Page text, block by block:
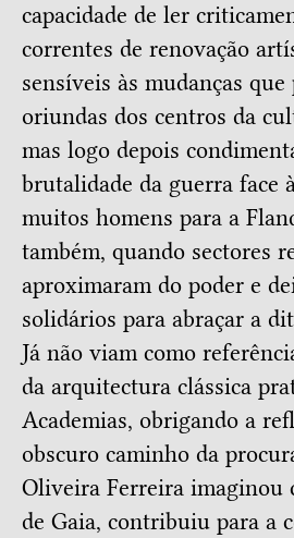
capacidade de ler
correntes de renovação
sensíveis às mudanças
oriundas dos centros da
mas logo depois
brutalidade da guerra face
muitos homens para a
também, quando sectores
aproximaram do poder e
solidários para abraçar a
Já não viam como
da arquitectura clássica
Academias, obrigando a
obscuro caminho da
Oliveira Ferreira imaginou
de Gaia, contribuiu para a